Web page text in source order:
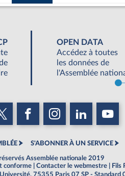
OPEN DATA
Accédez à toutes
les données de
l'Assemblée
S'ABONNER À UN SERVICE
Assemblée nationale 2019
conforme Contacter le webmestre Fils
75355 Paris 07 SP -